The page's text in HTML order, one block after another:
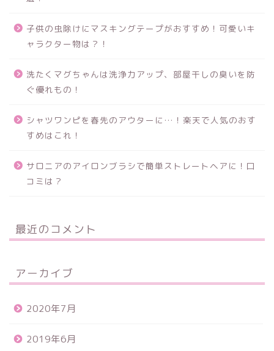
子供の虫除けにマスキングテープがおすすめ！可愛いキ
ャラクター物は？！
洗たくマグちゃんは洗浄力アップ、部屋干しの臭いを防
ぐ優れもの！
シャツワンピを春先のアウターに…！楽天で人気のおす
すめはこれ！
サロニアのアイロンブラシで簡単ストレートヘアに！口
コミは？
最近のコメント
アーカイブ
2020年7月
2019年6月